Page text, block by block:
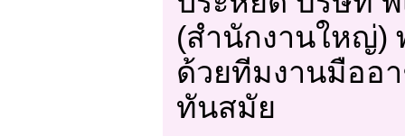
(สำนักงานใหญ่)
ด้วยทีมงานมืออ
ทันสมัย